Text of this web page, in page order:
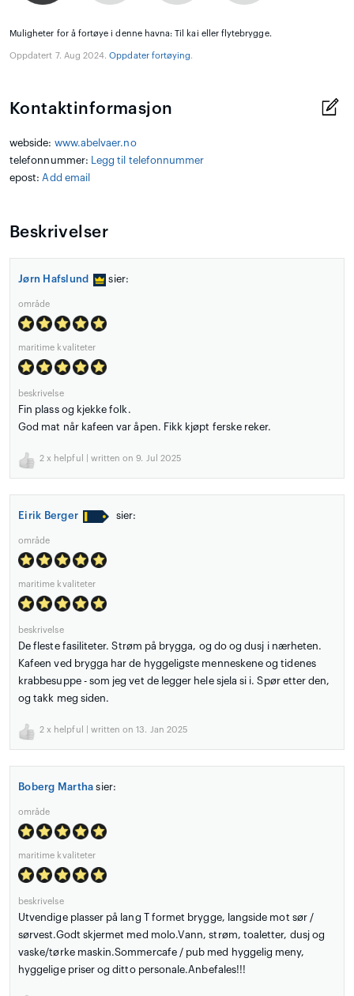
Muligheter for å fortøye i denne havna: Til kai eller flytebrygge.
Oppdatert 7. Aug 2024.Oppdater fortøying.
Kontaktinformasjon
webside: www.abelvaer.no
telefonnummer:
Legg til telefonnummer
epost: Add email
Beskrivelser
Jørn Hafslund sier:
område
maritime kvaliteter
beskrivelse
Fin plass og kjekke folk.
God mat når kafeen var åpen. Fikk kjøpt ferske reker.
2 x helpful | written on 9. Jul 2025
Eirik Berger sier:
område
maritime kvaliteter
beskrivelse
De fleste fasiliteter. Strøm på brygga, og do og dusj i nærheten.
Kafeen ved brygga har de hyggeligste menneskene og tidenes
krabbesuppe - som jeg vet de legger hele sjela si i. Spør etter den,
og takk meg siden.
2 x helpful | written on 13. Jan 2025
Boberg Martha sier:
område
maritime kvaliteter
beskrivelse
Utvendige plasser på lang T formet brygge, langside mot sør /
sørvest.Godt skjermet med molo.Vann, strøm, toaletter, dusj og
vaske/tørke maskin.Sommercafe / pub med hyggelig meny,
hyggelige priser og ditto personale.Anbefales!!!